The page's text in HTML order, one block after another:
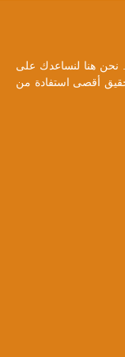
نحن هنا لنساعدك على
أقصى استفادة من